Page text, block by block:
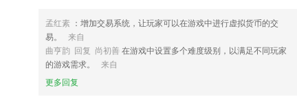
孟红素 ：增加交易系统，让玩家可以在游戏中进行虚拟货币的交
易。
来自
曲亨韵 回复 尚初善 在游戏中设置多个难度级别，以满足不同玩家
的游戏需求。
来自
更多回复